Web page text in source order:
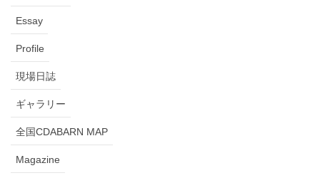
Essay
Profile
現場日誌
ギャラリー
全国CDABARN MAP
Magazine